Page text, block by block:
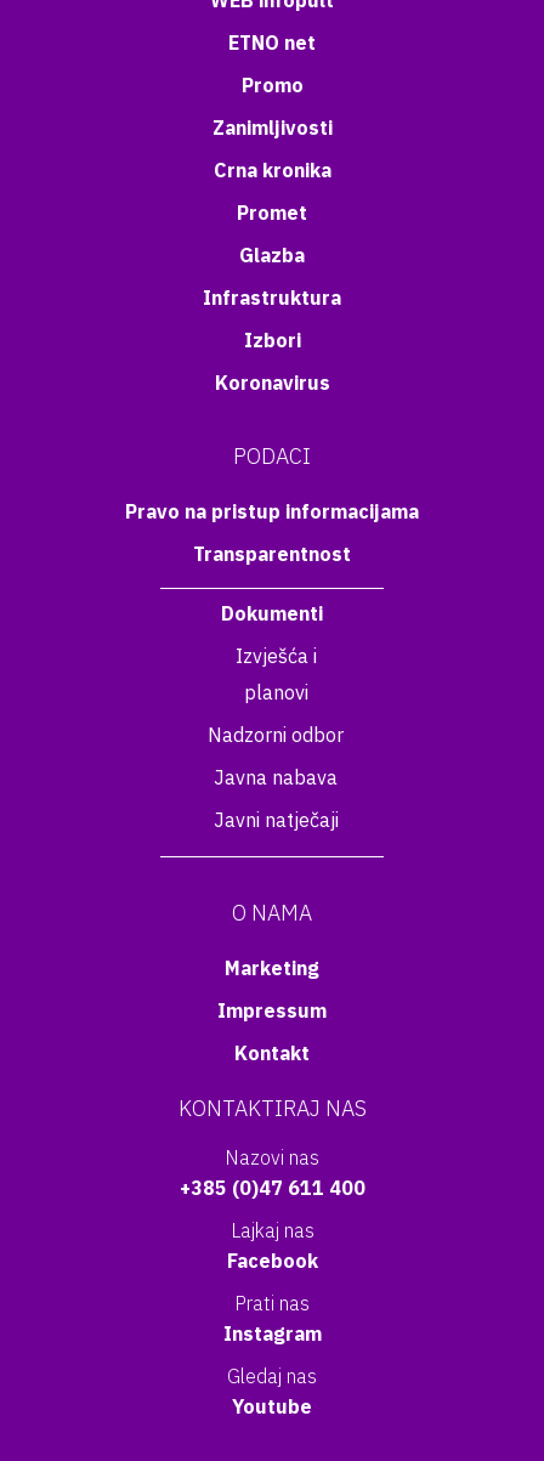
ETNO net
Promo
Zanimljivosti
Crna kronika
Promet
Glazba
Infrastruktura
Izbori
Koronavirus
PODACI
Pravo na pristup informacijama
Transparentnost
Dokumenti
Izvješća i
planovi
Nadzorni odbor
Javna nabava
Javni natječaji
O NAMA
Marketing
Impressum
Kontakt
KONTAKTIRAJ NAS
Nazovi nas
+385 (0)47 611 400
Lajkaj nas
Facebook
Prati nas
Instagram
Gledaj nas
Youtube